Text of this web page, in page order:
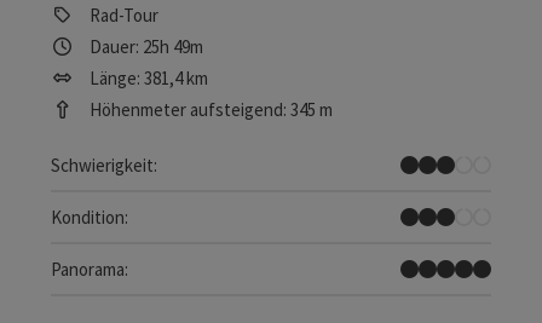
Rad-Tour
Dauer: 25h 49m
Länge: 381,4 km
Höhenmeter aufsteigend: 345 m
Schwierigkeit:
Mittel
Kondition:
Mittel
Panorama:
Traumtour